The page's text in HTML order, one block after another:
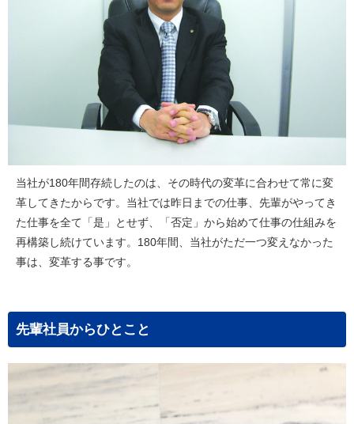
当社が180年間存続したのは、その時代の変革に合わせて常に変
革してきたからです。当社では昨日までの仕事、先輩がやってき
た仕事を全て「是」とせず、「否定」から始めて仕事の仕組みを
再構築し続けています。180年間、当社がただ一つ変えなかった
事は、変革する事です。
先輩社員からひとこと